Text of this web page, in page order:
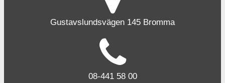
Gustavslundsvägen 145 Bromma
08-441 58 00